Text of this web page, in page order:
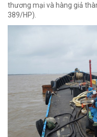
thương mại và hàng giả
389/HP).